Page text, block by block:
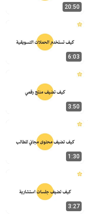
20:50
6:03
3:50
1:30
3:27